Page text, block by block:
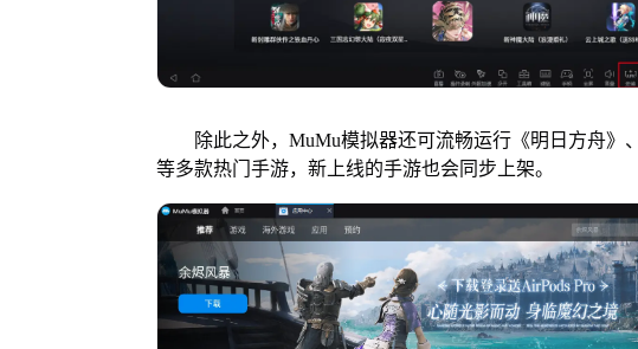
除此之外，MuMu模拟器还可流畅运行《明日方舟》
等多款热门手游，新上线的手游也会同步上架。